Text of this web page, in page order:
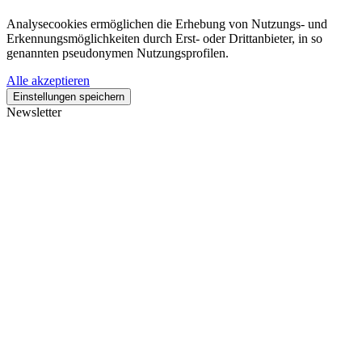
Analysecookies ermöglichen die Erhebung von Nutzungs- und
Erkennungsmöglichkeiten durch Erst- oder Drittanbieter, in so
genannten pseudonymen Nutzungsprofilen.
Alle akzeptieren
Einstellungen speichern
Newsletter